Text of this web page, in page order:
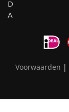
Voorwaarden |